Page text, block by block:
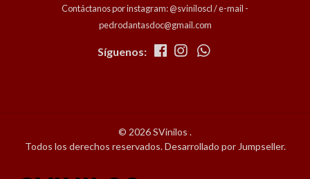
Contáctanos por instagram: @sviniloscl / e-mail -
pedrodantasdoc@gmail.com
Síguenos:
© 2026 SVinilos .
Todos los derechos reservados.Desarrollado por Jumpseller.